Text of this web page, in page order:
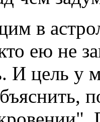
в
ею не
И цель у